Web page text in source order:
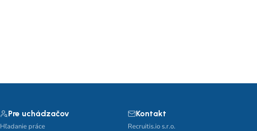
Pre uchádzačov
Hľadanie práce
Kontakt
Recruitis.io s.r.o.